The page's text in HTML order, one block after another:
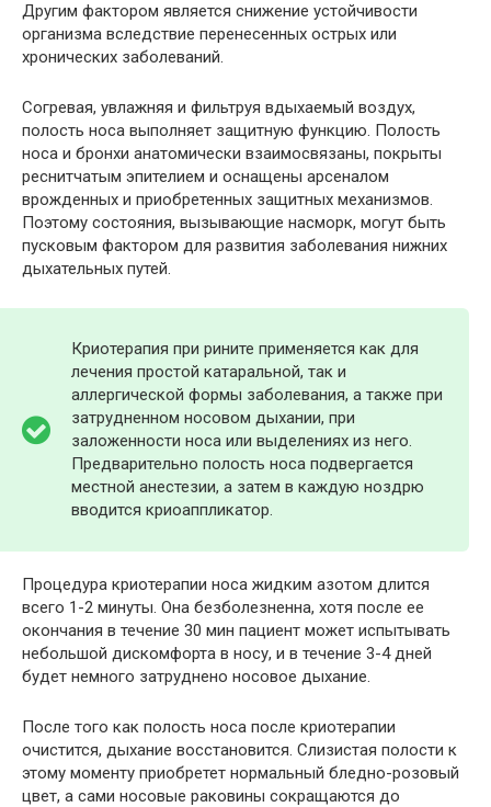
Другим фактором является снижение устойчивости
организма вследствие перенесенных острых или
хронических заболеваний.
Согревая, увлажняя и фильтруя вдыхаемый воздух,
полость носа выполняет защитную функцию. Полость
носа и бронхи анатомически взаимосвязаны, покрыты
реснитчатым эпителием и оснащены арсеналом
врожденных и приобретенных защитных механизмов.
Поэтому состояния, вызывающие насморк, могут быть
пусковым фактором для развития заболевания нижних
дыхательных путей.
Криотерапия при рините применяется как для
лечения простой катаральной, так и
аллергической формы заболевания, а также при
затрудненном носовом дыхании, при
заложенности носа или выделениях из него.
Предварительно полость носа подвергается
местной анестезии, а затем в каждую ноздрю
вводится криоаппликатор.
Процедура криотерапии носа жидким азотом длится
всего 1-2 минуты. Она безболезненна, хотя после ее
окончания в течение 30 мин пациент может испытывать
небольшой дискомфорта в носу, и в течение 3-4 дней
будет немного затруднено носовое дыхание.
После того как полость носа после криотерапии
очистится, дыхание восстановится. Слизистая полости к
этому моменту приобретет нормальный бледно-розовый
цвет, а сами носовые раковины сокращаются до